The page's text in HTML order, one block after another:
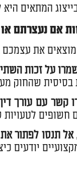
המתאים
אם נעצרתם
את עצמכם
על זכות
בסיסית שהחוק
קשר עם עורך
לטעויות
אל תנסו לפתור
יודעים